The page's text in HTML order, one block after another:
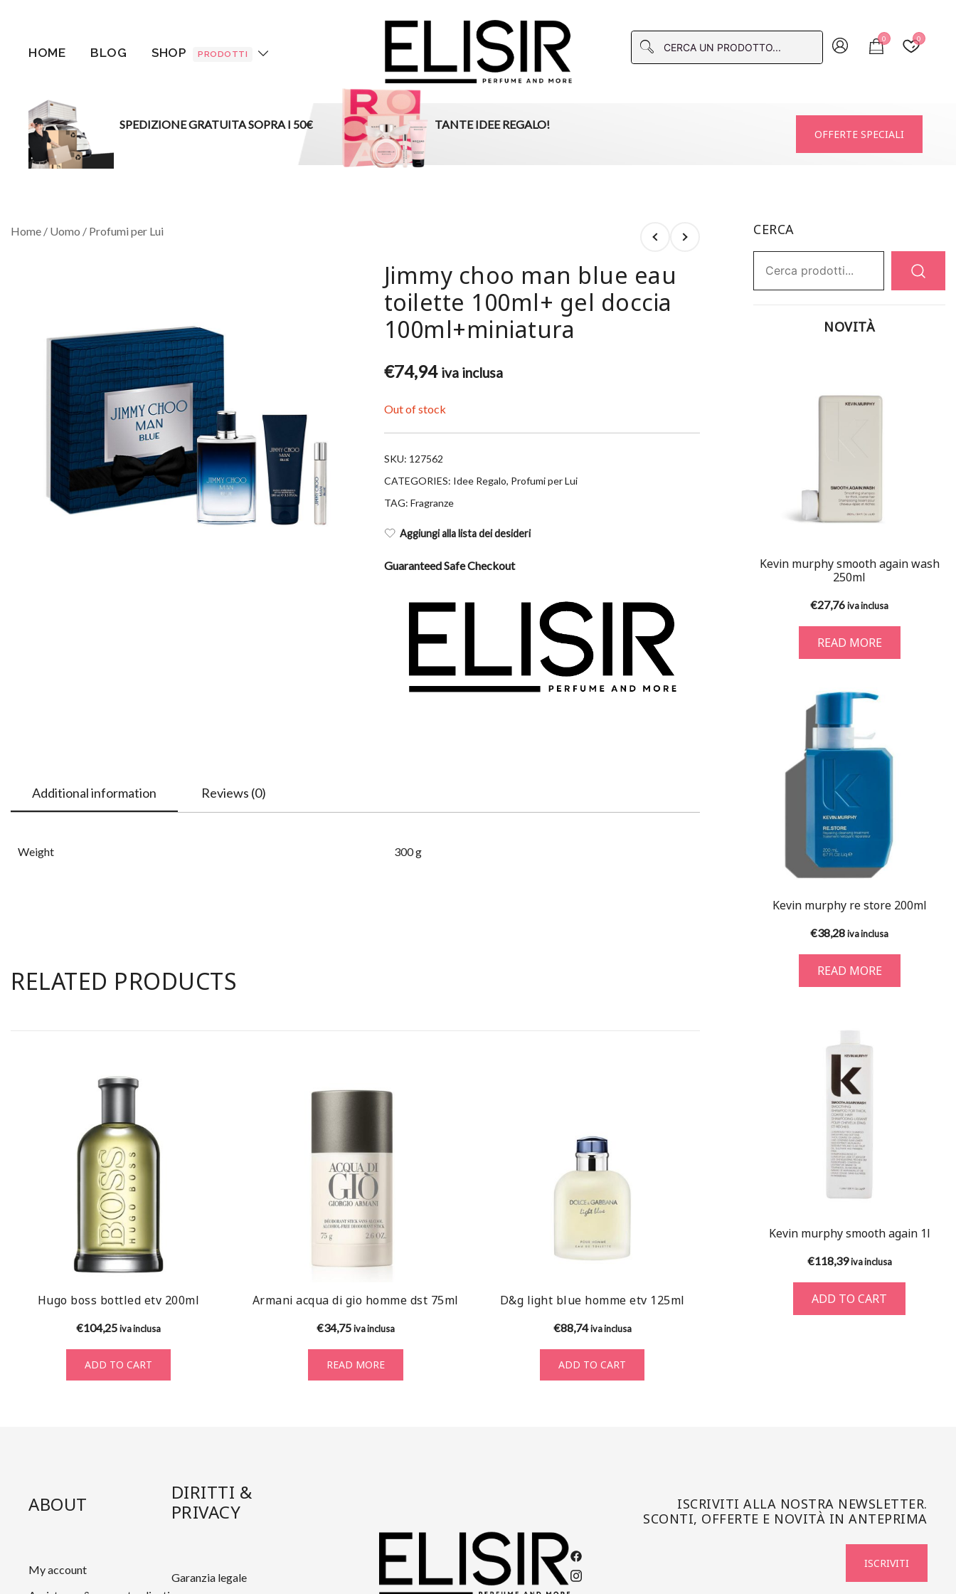
HOME BLOG SHOP PRODOTTI
ELISIR
La tua destinazione per il beauty, i profumi e la parafarmacia
0 0
SPEDIZIONE GRATUITA SOPRA I 50€ TANTE IDEE REGALO!
OFFERTE SPECIALI
Home / Uomo / Profumi per Lui
Jimmy choo man blue eau
toilette 100ml+ gel doccia
100ml+miniatura
€74,94 iva inclusa
Out of stock
SKU: 127562
CATEGORIES: Idee Regalo, Profumi per Lui
TAG: Fragranze
Aggiungi alla lista dei desideri
Guaranteed Safe Checkout
Additional information Reviews (0)
Weight 300 g
RELATED PRODUCTS
Hugo boss bottled etv 200ml
€104,25iva inclusa
ADD TO CART
Armani acqua di gio homme dst 75ml
€34,75 iva inclusa
READ MORE
D&g light blue homme etv 125ml
€88,74 iva inclusa
ADD TO CART
CERCA
NOVITÀ
Kevin murphy smooth again wash
250ml
€27,76iva inclusa
READ MORE
Kevin murphy re store 200ml
€38,28iva inclusa
READ MORE
Kevin murphy smooth again 1l
€118,39 iva inclusa
ADD TO CART
ABOUT
My account
DIRITTI &
PRIVACY
Garanzia legale
ISCRIVITI ALLA NOSTRA NEWSLETTER.
SCONTI, OFFERTE E NOVITÀ IN ANTEPRIMA
ISCRIVITI